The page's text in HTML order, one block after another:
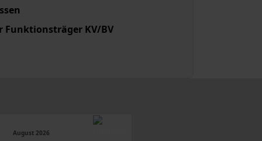
Funktionsträger KV/BV
August 2026